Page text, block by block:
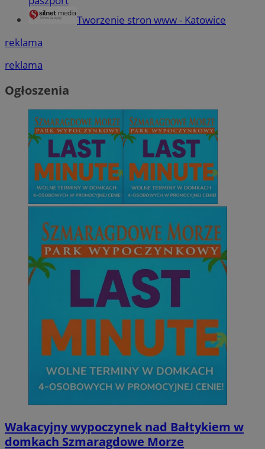
Tworzenie stron www - Katowice
reklama
reklama
Ogłoszenia
Wakacyjny wypoczynek nad Bałtykiem w
domkach Szmaragdowe Morze